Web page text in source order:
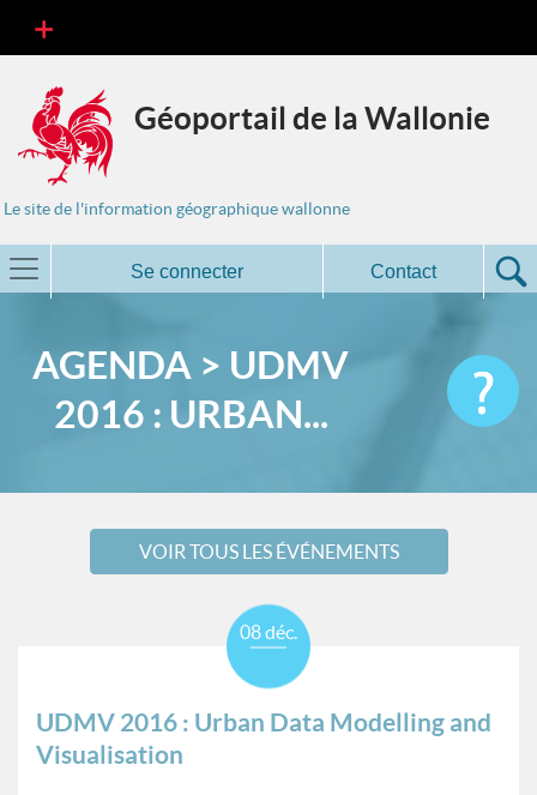
Géoportail de la Wallonie
Le site de l'information géographique wallonne
Se connecter Contact
AGENDA > UDMV
2016 : URBAN...
VOIR TOUS LES ÉVÉNEMENTS
UDMV 2016 : Urban Data Modelling and
Visualisation
08 déc.